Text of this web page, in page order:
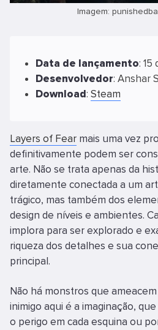
Imagem:
Data de lançamento:
Desenvolvedor: Anshar
Download: Steam
Layers of Fear mais uma vez
definitivamente podem ser
arte. Não se trata apenas da
diretamente conectada a um
trágico, mas também dos
design de níveis e ambientes.
implora para ser explorado e
riqueza dos detalhes e sua
principal.
Não há monstros que
inimigo aqui é a imaginação,
o perigo em cada esquina ou